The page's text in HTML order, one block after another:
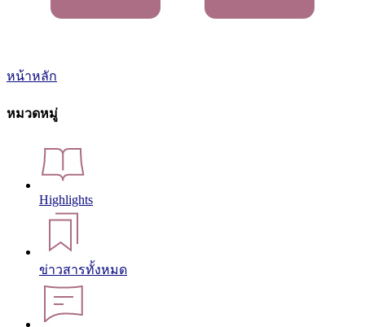
หน้าหลัก
หมวดหมู่
Highlights
ข่าวสารทั้งหมด